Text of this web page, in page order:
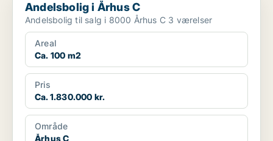
Andelsbolig i Århus C
Andelsbolig til salg i 8000 Århus C 3 værelser
Areal
Ca. 100 m2
Pris
Ca. 1.830.000 kr.
Område
Århus C